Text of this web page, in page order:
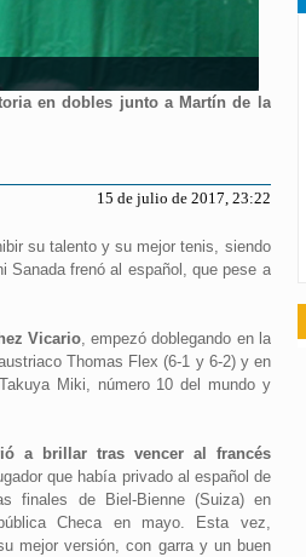
en dobles junto a Martín de la
15 de julio de 2017, 23:22
su talento y su mejor tenis, siendo
Sanada frenó al español, que pese a
Vicario, empezó doblegando en la
Thomas Flex (6-1 y 6-2) y en
Miki, número 10 del mundo y
a brillar tras vencer al francés
que había privado al español de
finales de Biel-Bienne (Suiza) en
Checa en mayo. Esta vez,
mejor versión, con garra y un buen